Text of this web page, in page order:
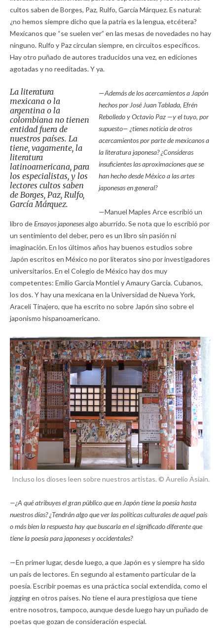
cultos saben de Borges, Paz, Rulfo, García Márquez. Es natural:
¿no hemos siempre dicho que la patria es la lengua, etcétera?
Mexicanos que “se suelen ver” en las mesas de novedades no hay
ninguno. Rulfo y Paz circulan siempre, en circuitos específicos.
Hay otro puñado de autores traducidos una vez, en ediciones
agotadas y no reeditadas. Y ya.
La literatura
mexicana o la
argentina o la
colombiana no tienen
entidad fuera de
nuestros países. La
tiene, vagamente, la
literatura
latinoamericana, para
los especialistas, y los
lectores cultos saben
de Borges, Paz, Rulfo,
García Márquez.
—Además de los acercamientos a Japón
hechos por José Juan Tablada, Efrén
Rebolledo y Octavio Paz —y el tuyo, por
supuesto— ¿tienes noticia de otros
acercamientos por parte de mexicanos a
la literatura japonesa? ¿Consideras
insuficientes las aproximaciones que se
han hecho desde México a las artes
japonesas en general?
—Manuel Maples Arce escribió un
libro deEnsayos japonesesalgo aburrido. Se nota que lo escribió por
un sentimiento del deber, pero es un libro sin pasión ni
imaginación. En los últimos años hay buenos estudios sobre
Japón escritos en México no por literatos sino por investigadores
universitarios. En el Colegio de México hay dos muy
competentes: Emilio García Montiel y Amaury García. Cubanos,
los dos. Y hay una mexicana en la Universidad de Nueva York,
Araceli Tinajero, que ha escrito no sobre Japón sino sobre el
japonismo hispanoamericano.
Incluso los dioses leen sobre nuestros artistas. © Aurelio Asiain.
—¿A qué atribuyes el gran público que en Japón tiene la poesía hasta
nuestros días? ¿Tendrán algo que ver las políticas culturales de aquel país
o más bien la respuesta hay que buscarla en el significado diferente que
tiene la poesía para japoneses y occidentales?
—En primer lugar, desde luego, a que Japón es y siempre ha sido
un país de lectores. En segundo al estamento particular de la
poesía. Escribir poemas es una práctica social extendida, como el
joggingen otros países. No tiene el aura prestigiosa que tiene
entre nosotros, tampoco, aunque desde luego hay un puñado de
poetas que gozan de consideración especial.